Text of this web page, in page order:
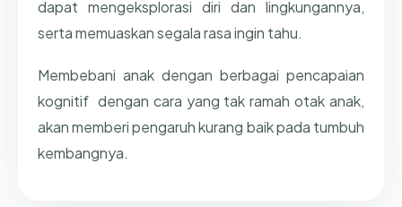
dapat mengeksplorasi diri dan lingkungannya,
serta memuaskan segala rasa ingin tahu.
Membebani anak dengan berbagai pencapaian
kognitif dengan cara yang tak ramah otak anak,
akan memberi pengaruh kurang baik pada tumbuh
kembangnya.